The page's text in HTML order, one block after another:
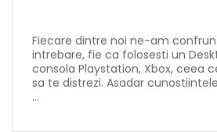
Fiecare dintre noi ne-am
intrebare, fie ca folosesti un
consola Playstation, Xbox, ceea
sa te distrezi. Asadar
...